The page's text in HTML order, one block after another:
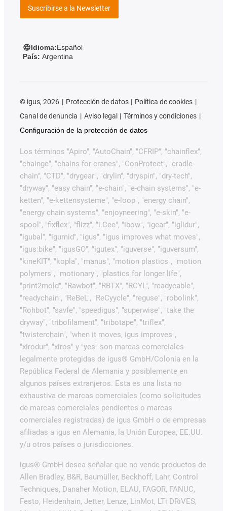
Suscribirse a la Newsletter
Idioma:Español
País: Argentina
© igus, 2026 Protección de datos
Política de cookies
Canal de denuncia
Aviso legal
Términos y condiciones
Configuración de la protección de datos
Los términos "Apiro", "AutoChain", "CFRIP", "chainflex",
"chainge", "chains for cranes", "ConProtect", "cradle-
chain", "CTD", "drygear", "drylin", "dryspin", "dry-tech",
"dryway", "easy chain", "e-chain", "e-chain systems", "e-
ketten", "e-kettensysteme", "e-loop", "energy chain",
"energy chain systems", "enjoyneering", "e-skin", "e-
spool", "fixflex", "flizz", "i.Cee", "ibow", "igear", "iglidur",
"igubal", "igumid", "igus", "igus improves what moves",
"igus:bike", "igusGO", "igutex", "iguverse", "iguversum",
"kineKIT", "kopla", "manus", "motion plastics", "motion
polymers", "motionary", "plastics for longer life",
"print2mold", "Rawbot", "RBTX", "RCYL", "readycable",
"readychain", "ReBeL", "ReCyycle", "reguse", "robolink",
"Rohbot", "savfe", "speedigus", "superwise", "take the
dryway", "tribofilament", "tribotape", "triflex",
"twisterchain", "when it moves, igus improves",
"xirodur", "xiros" y "yes" son marcas comerciales
legalmente protegidas de igus® GmbH/Colonia en la
República Federal de Alemania y posiblemente en
algunos países extranjeros. Esta es una lista no
exhaustiva de marcas comerciales (como solicitudes
de marcas comerciales pendientes o marcas
comerciales registradas) de igus GmbH o de empresas
afiliadas a igus en Alemania, la Unión Europea, EE.UU.
y/u otros países o jurisdicciones.
igus® GmbH desea señalar que no vende productos de
Allen Bradley, B&R, Baumüller, Beckhoff, Lahr, Control
Techniques, Danaher Motion, ELAU, FAGOR, FANUC,
Festo, Heidenhain, Jetter, Lenze, LinMot, LTi DRiVES,